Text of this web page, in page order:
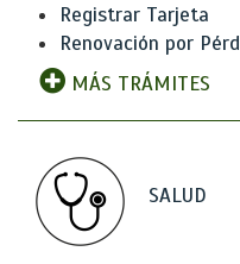
Registrar Tarjeta
Renovación por
MÁS TRÁMITES
SALUD